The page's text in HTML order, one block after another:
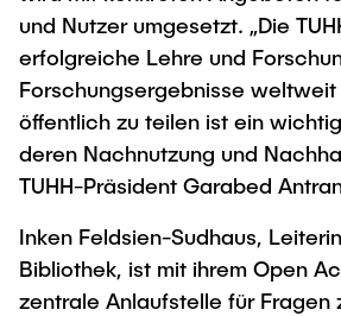
Interdisciplinary Workshop of
"Biobased Processes and
Technologies"
Study programs
Research and institutes
Joint School of
Institutes
und Nutzer umgesetzt. „Die
erfolgreiche Lehre und
Forschungsergebnisse
öffentlich zu teilen ist ein
deren Nachnutzung und
TUHH-Präsident Garabed
Inken Feldsien-Sudhaus,
Bibliothek, ist mit ihrem Open
zentrale Anlaufstelle für Fragen